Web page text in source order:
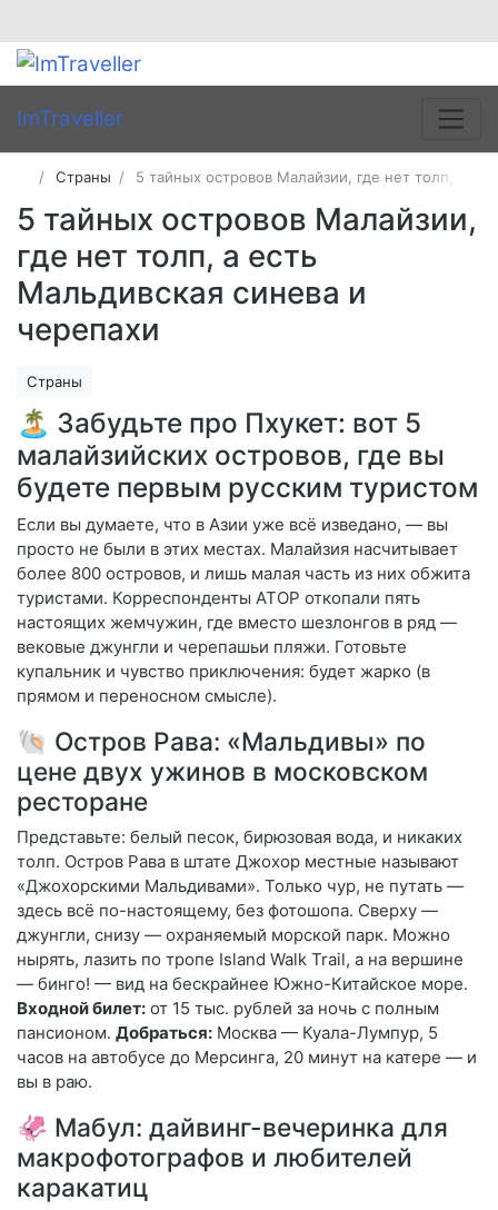
ImTraveller
Страны 5 тайных островов Малайзии, где нет толп, а
5 тайных островов Малайзии,
где нет толп, а есть
Мальдивская синева и
черепахи
Страны
🏝️ Забудьте про Пхукет: вот 5
малайзийских островов, где вы
будете первым русским туристом
Если вы думаете, что в Азии уже всё изведано, — вы
просто не были в этих местах. Малайзия насчитывает
более 800 островов, и лишь малая часть из них обжита
туристами. Корреспонденты АТОР откопали пять
настоящих жемчужин, где вместо шезлонгов в ряд —
вековые джунгли и черепашьи пляжи. Готовьте
купальник и чувство приключения: будет жарко (в
прямом и переносном смысле).
🐚 Остров Рава: «Мальдивы» по
цене двух ужинов в московском
ресторане
Представьте: белый песок, бирюзовая вода, и никаких
толп. Остров Рава в штате Джохор местные называют
«Джохорскими Мальдивами». Только чур, не путать —
здесь всё по-настоящему, без фотошопа. Сверху —
джунгли, снизу — охраняемый морской парк. Можно
нырять, лазить по тропе Island Walk Trail, а на вершине
— бинго! — вид на бескрайнее Южно-Китайское море.
Входной билет: от 15 тыс. рублей за ночь с полным
пансионом. Добраться: Москва — Куала-Лумпур, 5
часов на автобусе до Мерсинга, 20 минут на катере — и
вы в раю.
🦑 Мабул: дайвинг-вечеринка для
макрофотографов и любителей
каракатиц